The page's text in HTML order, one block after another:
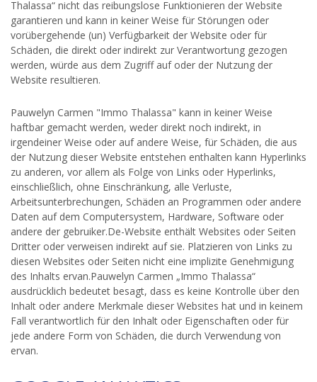
Thalassa“ nicht das reibungslose Funktionieren der Website
garantieren und kann in keiner Weise für Störungen oder
vorübergehende (un) Verfügbarkeit der Website oder für
Schäden, die direkt oder indirekt zur Verantwortung gezogen
werden, würde aus dem Zugriff auf oder der Nutzung der
Website resultieren.
Pauwelyn Carmen "Immo Thalassa" kann in keiner Weise
haftbar gemacht werden, weder direkt noch indirekt, in
irgendeiner Weise oder auf andere Weise, für Schäden, die aus
der Nutzung dieser Website entstehen enthalten kann Hyperlinks
zu anderen, vor allem als Folge von Links oder Hyperlinks,
einschließlich, ohne Einschränkung, alle Verluste,
Arbeitsunterbrechungen, Schäden an Programmen oder andere
Daten auf dem Computersystem, Hardware, Software oder
andere der gebruiker.De-Website enthält Websites oder Seiten
Dritter oder verweisen indirekt auf sie. Platzieren von Links zu
diesen Websites oder Seiten nicht eine implizite Genehmigung
des Inhalts ervan.Pauwelyn Carmen „Immo Thalassa“
ausdrücklich bedeutet besagt, dass es keine Kontrolle über den
Inhalt oder andere Merkmale dieser Websites hat und in keinem
Fall verantwortlich für den Inhalt oder Eigenschaften oder für
jede andere Form von Schäden, die durch Verwendung von
ervan.